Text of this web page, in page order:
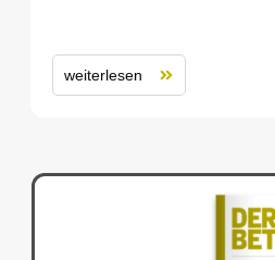
weiterlesen